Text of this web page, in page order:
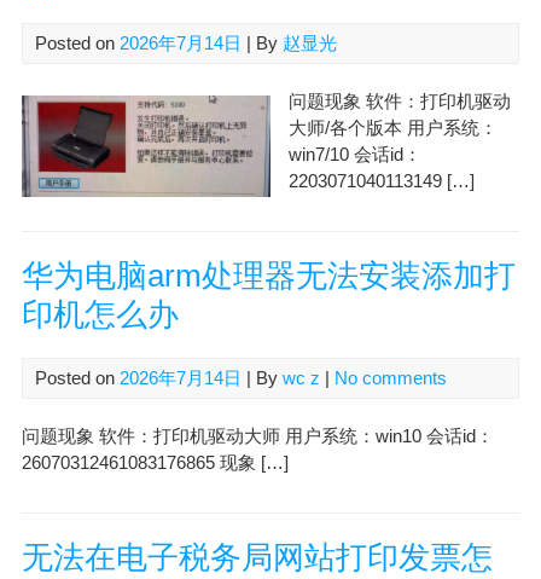
Posted on 2026年7月14日 | By 赵显光
问题现象 软件：打印机驱动
大师/各个版本 用户系统：
win7/10 会话id：
2203071040113149 […]
华为电脑arm处理器无法安装添加打
印机怎么办
Posted on 2026年7月14日 | By wc z No comments
问题现象 软件：打印机驱动大师 用户系统：win10 会话id：
26070312461083176865 现象 […]
无法在电子税务局网站打印发票怎